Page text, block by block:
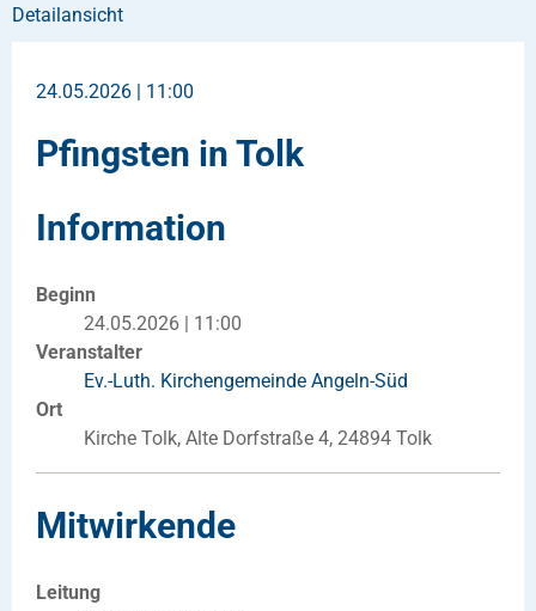
Detailansicht
24.05.2026 | 11:00
Pfingsten in Tolk
Information
Beginn
24.05.2026 | 11:00
Veranstalter
Ev.-Luth. Kirchengemeinde Angeln-Süd
Ort
Kirche Tolk, Alte Dorfstraße 4, 24894 Tolk
Mitwirkende
Leitung